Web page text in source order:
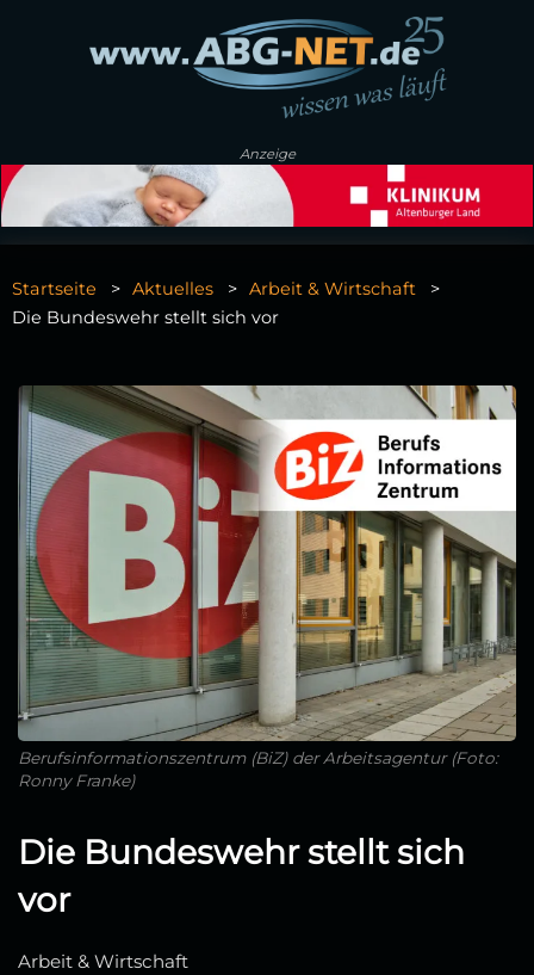
Anzeige
Startseite Aktuelles
Arbeit & Wirtschaft
Die Bundeswehr stellt sich vor
Berufsinformationszentrum (BiZ) der Arbeitsagentur (Foto:
Ronny Franke)
Die Bundeswehr stellt sich
vor
Arbeit & Wirtschaft